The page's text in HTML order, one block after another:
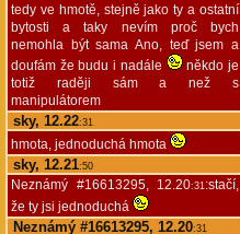
tedy ve hmotě, stejně jako ty a ostatní
bytosti a taky nevím proč bych
nemohla být sama Ano, teď jsem a
doufám že budu i nadále
někdo je
totiž raději sám a než s
manipulátorem
sky, 12.22:31
hmota, jednoduchá hmota
sky, 12.21:50
Neznámý #16613295, 12.20:31:stačí,
že ty jsi jednoduchá
Neznámý #16613295, 12.20:31